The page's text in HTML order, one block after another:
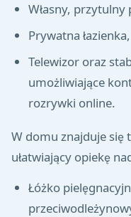
Własny,
Prywatna łazienka,
Telewizor oraz
umożliwiające
rozrywki online.
W domu znajduje się
ułatwiający opiekę
Łóżko